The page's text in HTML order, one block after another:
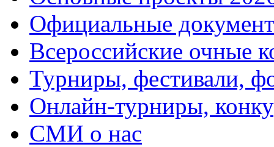
Официальные
Всероссийские очные
Турниры, фестивали,
Онлайн-турниры,
СМИ о нас